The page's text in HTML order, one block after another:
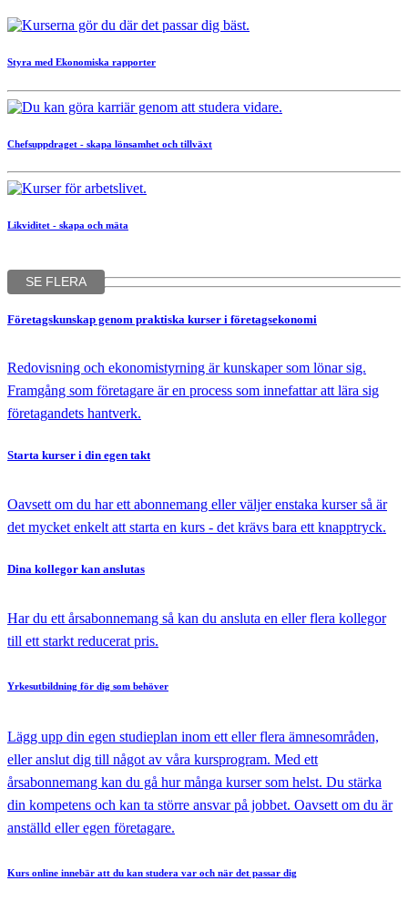
Styra med Ekonomiska rapporter
Chefsuppdraget - skapa lönsamhet och tillväxt
Likviditet - skapa och mäta
SE FLERA
Företagskunskap genom praktiska kurser i företagsekonomi
Redovisning och ekonomistyrning är kunskaper som lönar sig.
Framgång som företagare är en process som innefattar att lära sig
företagandets hantverk.
Starta kurser i din egen takt
Oavsett om du har ett abonnemang eller väljer enstaka kurser så är
det mycket enkelt att starta en kurs - det krävs bara ett knapptryck.
Dina kollegor kan anslutas
Har du ett årsabonnemang så kan du ansluta en eller flera kollegor
till ett starkt reducerat pris.
Yrkesutbildning för dig som behöver
Lägg upp din egen studieplan inom ett eller flera ämnesområden,
eller anslut dig till något av våra kursprogram. Med ett
årsabonnemang kan du gå hur många kurser som helst. Du stärka
din kompetens och kan ta större ansvar på jobbet. Oavsett om du är
anställd eller egen företagare.
Kurs online innebär att du kan studera var och när det passar dig